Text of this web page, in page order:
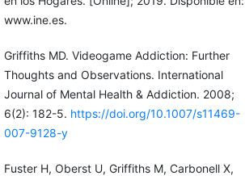
www.ine.es.
Griffiths MD. Videogame Addiction: Further
Thoughts and Observations. International
Journal of Mental Health & Addiction. 2008;
6(2): 182-5. https://doi.org/10.1007/s11469-
007-9128-y
Fuster H, Oberst U, Griffiths M, Carbonell X,